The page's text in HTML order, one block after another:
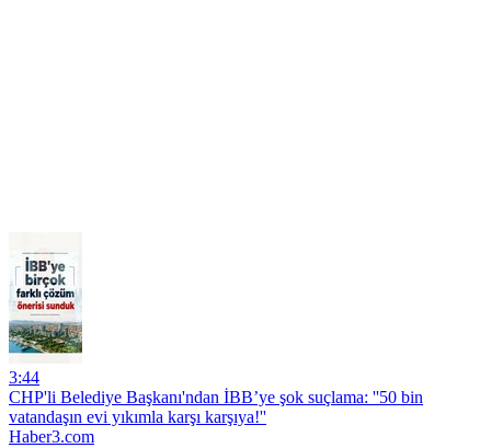
3:44
CHP'li Belediye Başkanı'ndan İBB’ye şok suçlama: ''50 bin
vatandaşın evi yıkımla karşı karşıya!''
Haber3.com